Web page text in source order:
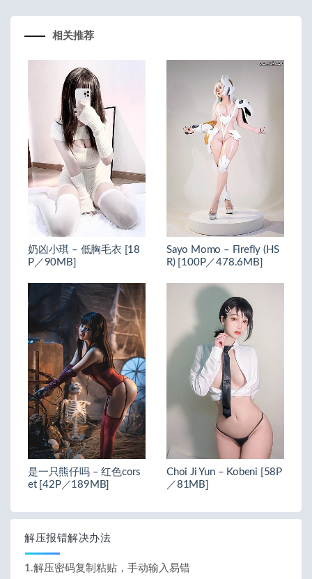
相关推荐
奶凶小琪 – 低胸毛衣 [18
P／90MB]
Sayo Momo – Firefly (HS
R) [100P／478.6MB]
是一只熊仔吗 – 红色cors
et [42P／189MB]
Choi Ji Yun – Kobeni [58P
／81MB]
解压报错解决办法
1.解压密码复制粘贴，手动输入易错